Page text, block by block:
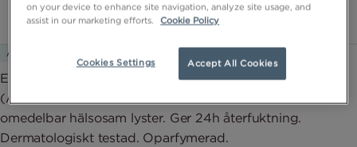
Visa fler återförsäljare (5)
Alla hudtyper
Ett effektivt exfolierande ansiktsvatten med glykolsyra
(AHA) som skonsamt tar bort döda hudceller för
omedelbar hälsosam lyster. Ger 24h återfuktning.
Dermatologiskt testad. Oparfymerad.
on your device to enhance site navigation, analyze site usage, and
assist in our marketing efforts.
Cookie Policy
Cookies Settings Accept All Cookies